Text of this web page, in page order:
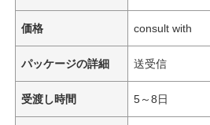
価格 consult with
パッケージの詳細 送受信
受渡し時間 5～8日